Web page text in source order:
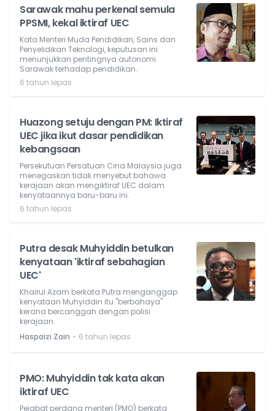
Sarawak mahu perkenal semula
PPSMI, kekal iktiraf UEC
Kata Menteri Muda Pendidikan, Sains dan
Penyelidikan Teknologi, keputusan ini
menunjukkan pentingnya autonomi
Sarawak terhadap pendidikan.
6 tahun lepas
Huazong setuju dengan PM: Iktiraf
UEC jika ikut dasar pendidikan
kebangsaan
Persekutuan Persatuan Cina Malaysia juga
menegaskan tidak menyebut bahawa
kerajaan akan mengiktiraf UEC dalam
kenyataannya baru-baru ini.
6 tahun lepas
Putra desak Muhyiddin betulkan
kenyataan 'iktiraf sebahagian
UEC'
Khairul Azam berkata Putra menganggap
kenyataan Muhyiddin itu "berbahaya"
kerana bercanggah dengan polisi
kerajaan.
Haspaizi Zain ⋅ 6 tahun lepas
PMO: Muhyiddin tak kata akan
iktiraf UEC
Pejabat perdana menteri (PMO) berkata